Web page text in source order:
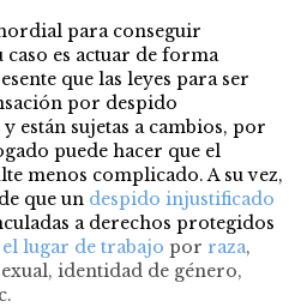
para conseguir
es actuar de forma
que las leyes para ser
por despido
están sujetas a cambios, por
puede hacer que el
menos complicado. A su vez,
que un despido injustificado
a derechos protegidos
lugar de trabajo por raza,
identidad de género,